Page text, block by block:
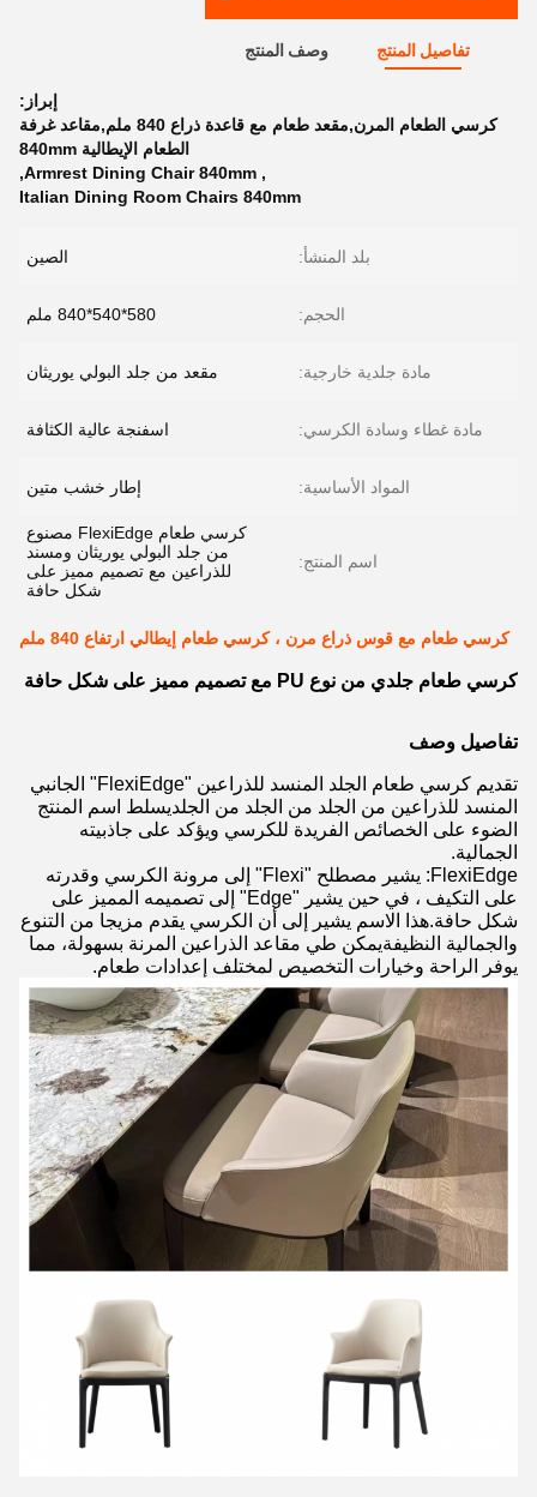
تفاصيل المنتج وصف المنتج
إبراز:
كرسي الطعام المرن,مقعد طعام مع قاعدة ذراع 840 ملم,مقاعد غرفة
الطعام الإيطالية 840mm
,
Armrest Dining Chair 840mm
,
Italian Dining Room Chairs 840mm
بلد المنشأ: الصين
الحجم: 580*540*840 ملم
مادة جلدية خارجية: مقعد من جلد البولي يوريثان
مادة غطاء وسادة الكرسي: اسفنجة عالية الكثافة
المواد الأساسية: إطار خشب متين
اسم المنتج:
كرسي طعام FlexiEdge مصنوع
من جلد البولي يوريثان ومسند
للذراعين مع تصميم مميز على
شكل حافة
كرسي طعام مع قوس ذراع مرن ، كرسي طعام إيطالي ارتفاع 840 ملم
كرسي طعام جلدي من نوع PU مع تصميم مميز على شكل حافة
تفاصيل وصف
تقديم كرسي طعام الجلد المنسد للذراعين "FlexiEdge" الجانبي
المنسد للذراعين من الجلد من الجلد من الجلديسلط اسم المنتج
الضوء على الخصائص الفريدة للكرسي ويؤكد على جاذبيته
الجمالية.
FlexiEdge: يشير مصطلح "Flexi" إلى مرونة الكرسي وقدرته
على التكيف ، في حين يشير "Edge" إلى تصميمه المميز على
شكل حافة.هذا الاسم يشير إلى أن الكرسي يقدم مزيجا من التنوع
والجمالية النظيفةيمكن طي مقاعد الذراعين المرنة بسهولة، مما
يوفر الراحة وخيارات التخصيص لمختلف إعدادات طعام.